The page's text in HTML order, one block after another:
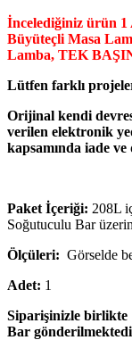
İncelediğiniz ürün 1
Büyüteçli Masa
Lamba, TEK
Lütfen farklı
Orijinal kendi
verilen elektronik
kapsamında iade
Paket İçeriği: 208L
Soğutuculu Bar
Ölçüleri: Görselde
Adet: 1
Siparişinizle birlikte
Bar